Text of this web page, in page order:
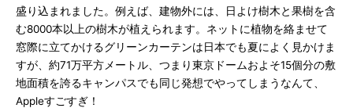
盛り込まれました。例えば、建物外には、日よけ樹木と果樹を含
む8000本以上の樹木が植えられます。ネットに植物を絡ませて
窓際に立てかけるグリーンカーテンは日本でも夏によく見かけま
すが、約71万平方メートル、つまり東京ドームおよそ15個分の敷
地面積を誇るキャンパスでも同じ発想でやってしまうなんて、
Appleすごすぎ！